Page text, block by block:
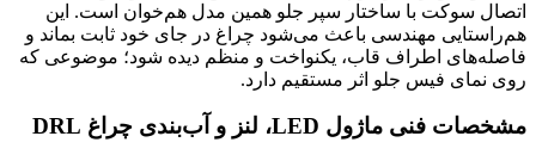
اتصال سوکت با ساختار سپر جلو همین مدل هم‌خوان است. این
هم‌راستایی مهندسی باعث می‌شود چراغ در جای خود ثابت بماند و
فاصله‌های اطراف قاب، یکنواخت و منظم دیده شود؛ موضوعی که
روی نمای فیس جلو اثر مستقیم دارد.
مشخصات فنی ماژول LED، لنز و آب‌بندی چراغ DRL